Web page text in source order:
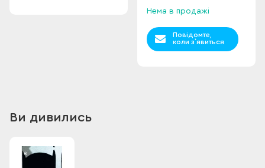
Нема в продажі
Повідомте,
коли з`явиться
Ви дивились